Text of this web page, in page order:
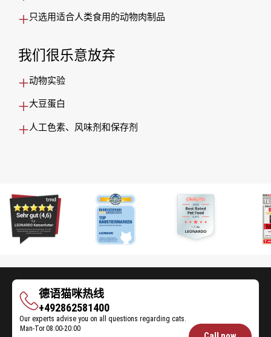
只选用适合人类食用的动物肉制品
我们很乐意放弃
动物实验
大豆蛋白
人工色素、风味剂和保存剂
德语猫咪热线
德
语
+492862581400
Our experts advise you on all questions regarding cats.
Opening
Man-Tor08:00-20:00